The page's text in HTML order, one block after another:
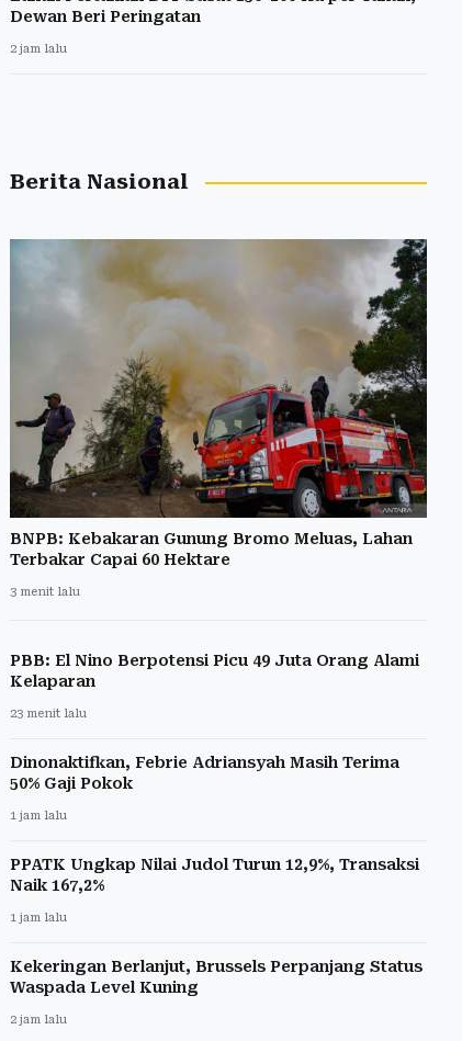
Dewan Beri Peringatan
2 jam lalu
Berita Nasional
BNPB: Kebakaran Gunung Bromo Meluas, Lahan
Terbakar Capai 60 Hektare
3 menit lalu
PBB: El Nino Berpotensi Picu 49 Juta Orang Alami
Kelaparan
23 menit lalu
Dinonaktifkan, Febrie Adriansyah Masih Terima
50% Gaji Pokok
1 jam lalu
PPATK Ungkap Nilai Judol Turun 12,9%, Transaksi
Naik 167,2%
1 jam lalu
Kekeringan Berlanjut, Brussels Perpanjang Status
Waspada Level Kuning
2 jam lalu